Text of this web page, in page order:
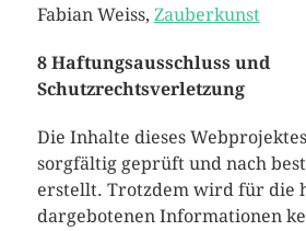
Fabian Weiss, Zauberkunst
8 Haftungsausschluss und
Schutzrechtsverletzung
Die Inhalte dieses
sorgfältig geprüft und nach
erstellt. Trotzdem wird für die
dargebotenen Informationen